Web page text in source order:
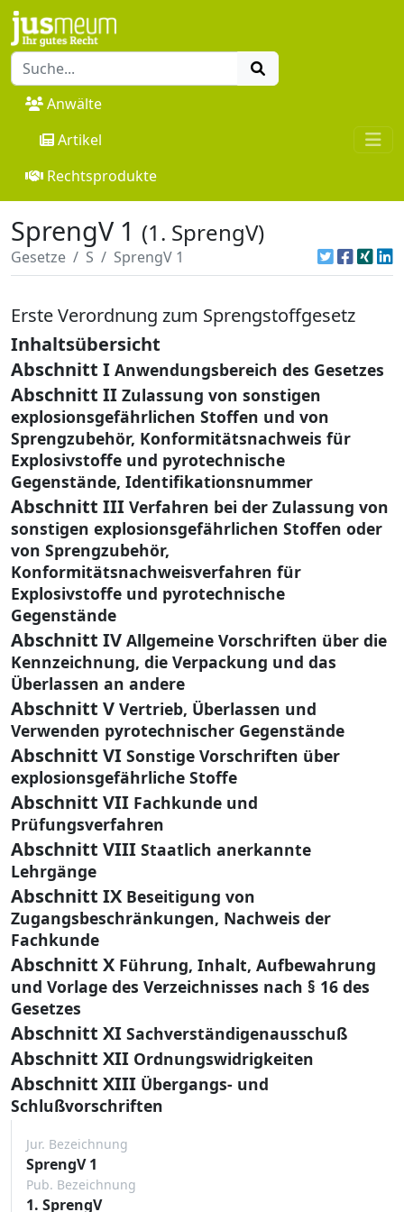
Anwälte
Artikel
Rechtsprodukte
SprengV 1 (1. SprengV)
Gesetze S SprengV 1
Erste Verordnung zum Sprengstoffgesetz
Inhaltsübersicht
Abschnitt I Anwendungsbereich des Gesetzes
Abschnitt II Zulassung von sonstigen
explosionsgefährlichen Stoffen und von
Sprengzubehör, Konformitätsnachweis für
Explosivstoffe und pyrotechnische
Gegenstände, Identifikationsnummer
Abschnitt III Verfahren bei der Zulassung von
sonstigen explosionsgefährlichen Stoffen oder
von Sprengzubehör,
Konformitätsnachweisverfahren für
Explosivstoffe und pyrotechnische
Gegenstände
Abschnitt IV Allgemeine Vorschriften über die
Kennzeichnung, die Verpackung und das
Überlassen an andere
Abschnitt V Vertrieb, Überlassen und
Verwenden pyrotechnischer Gegenstände
Abschnitt VI Sonstige Vorschriften über
explosionsgefährliche Stoffe
Abschnitt VII Fachkunde und
Prüfungsverfahren
Abschnitt VIII Staatlich anerkannte
Lehrgänge
Abschnitt IX Beseitigung von
Zugangsbeschränkungen, Nachweis der
Fachkunde
Abschnitt X Führung, Inhalt, Aufbewahrung
und Vorlage des Verzeichnisses nach § 16 des
Gesetzes
Abschnitt XI Sachverständigenausschuß
Abschnitt XII Ordnungswidrigkeiten
Abschnitt XIII Übergangs- und
Schlußvorschriften
Jur. Bezeichnung
SprengV 1
Pub. Bezeichnung
1. SprengV